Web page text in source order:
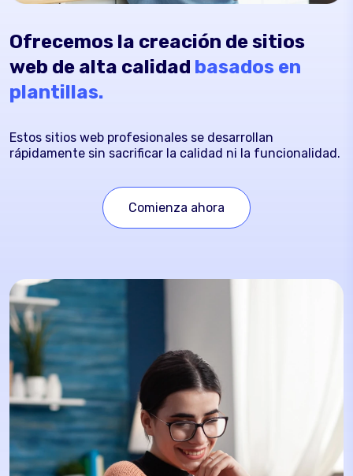
Ofrecemos la creación de sitios
web de alta calidad basados en
plantillas.
Estos sitios web profesionales se desarrollan
rápidamente sin sacrificar la calidad ni la funcionalidad.
Comienza ahora